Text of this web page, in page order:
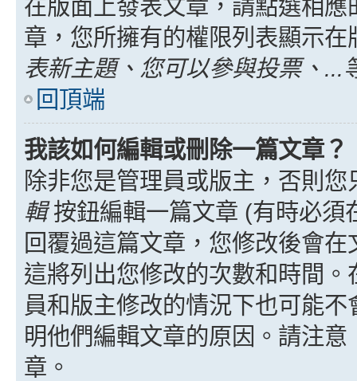
在版面上發表文章，請點選相
章，您所擁有的權限列表顯示
表新主題、您可以參與投票、...
回頂端
我該如何編輯或刪除一篇文章？
除非您是管理員或版主，否則
輯按鈕編輯一篇文章 (有時必須
回覆過這篇文章，您修改後會
這將列出您修改的次數和時間
員和版主修改的情況下也可能
明他們編輯文章的原因。請注
章。